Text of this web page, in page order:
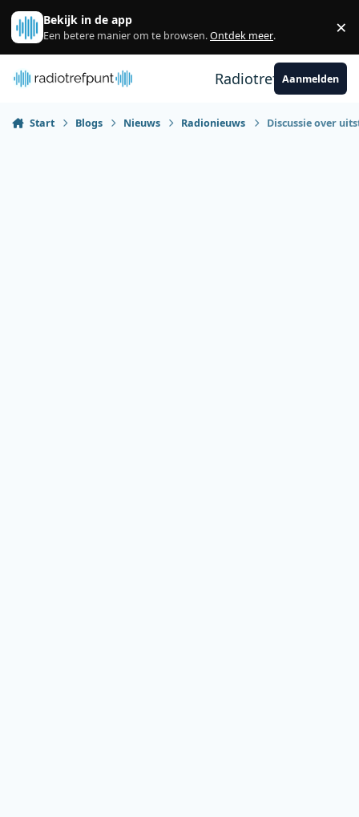
Spring naar bijdragen
Bekijk in de app
Een betere manier om te browsen.Ontdek meer. ×
RadiotrefpuntAanmelden
Start Blogs Nieuws Radionieuws Discussie over